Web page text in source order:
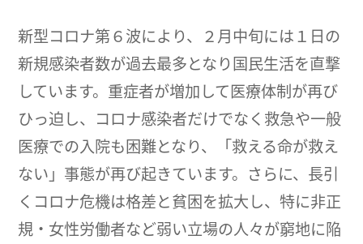
新型コロナ第６波により、２月中旬には１日の
新規感染者数が過去最多となり国民生活を直撃
しています。重症者が増加して医療体制が再び
ひっ迫し、コロナ感染者だけでなく救急や一般
医療での入院も困難となり、「救える命が救え
ない」事態が再び起きています。さらに、長引
くコロナ危機は格差と貧困を拡大し、特に非正
規・女性労働者など弱い立場の人々が窮地に陥